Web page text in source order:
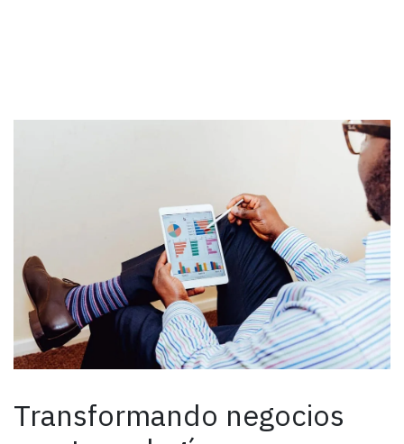
Transformando negocios